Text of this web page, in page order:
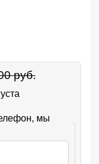
руб.
мы